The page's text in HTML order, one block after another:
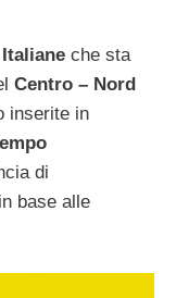
che sta
Centro – Nord
inserite in
di
base alle